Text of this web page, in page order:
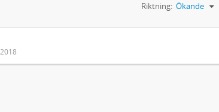
Riktning: Ökande